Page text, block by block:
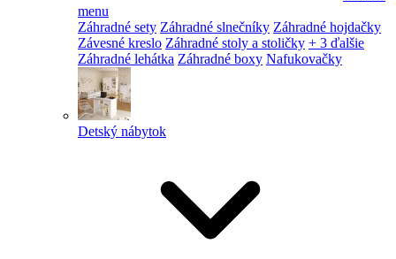
menu
Záhradné sety Záhradné slnečníky Záhradné hojdačky
Závesné kreslo Záhradné stoly a stoličky + 3 ďalšie
Záhradné lehátka Záhradné boxy Nafukovačky
Detský nábytok